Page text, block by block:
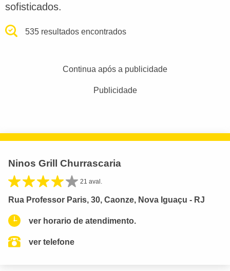
sofisticados.
535 resultados encontrados
Continua após a publicidade
Publicidade
Ninos Grill Churrascaria
21 aval.
Rua Professor Paris, 30, Caonze, Nova Iguaçu - RJ
ver horario de atendimento.
ver telefone